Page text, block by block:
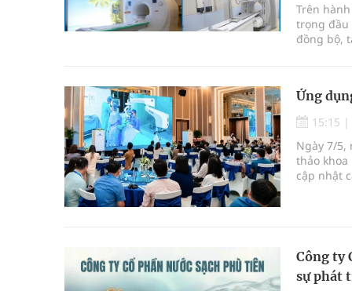
Trên
trọng đầu
đồng bộ,
Đặc biệt,
Ứng
15:15 |
Ngày 7/5,
thảo
cập nhật
Công ty
sự phát